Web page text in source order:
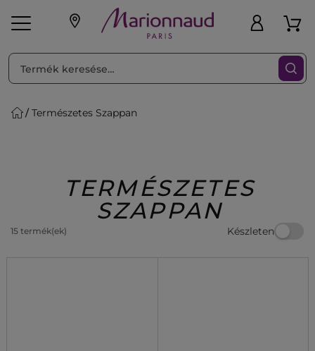
Parfüm
Beauty
Természetes Szappan
TERMÉSZETES
SZAPPAN
15 termék(ek) Készleten
RENDEZéS Szűrő